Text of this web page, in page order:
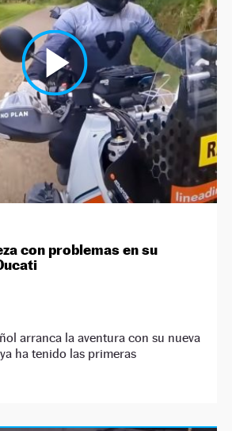
con problemas en su
arranca la aventura con su nueva
ha tenido las primeras